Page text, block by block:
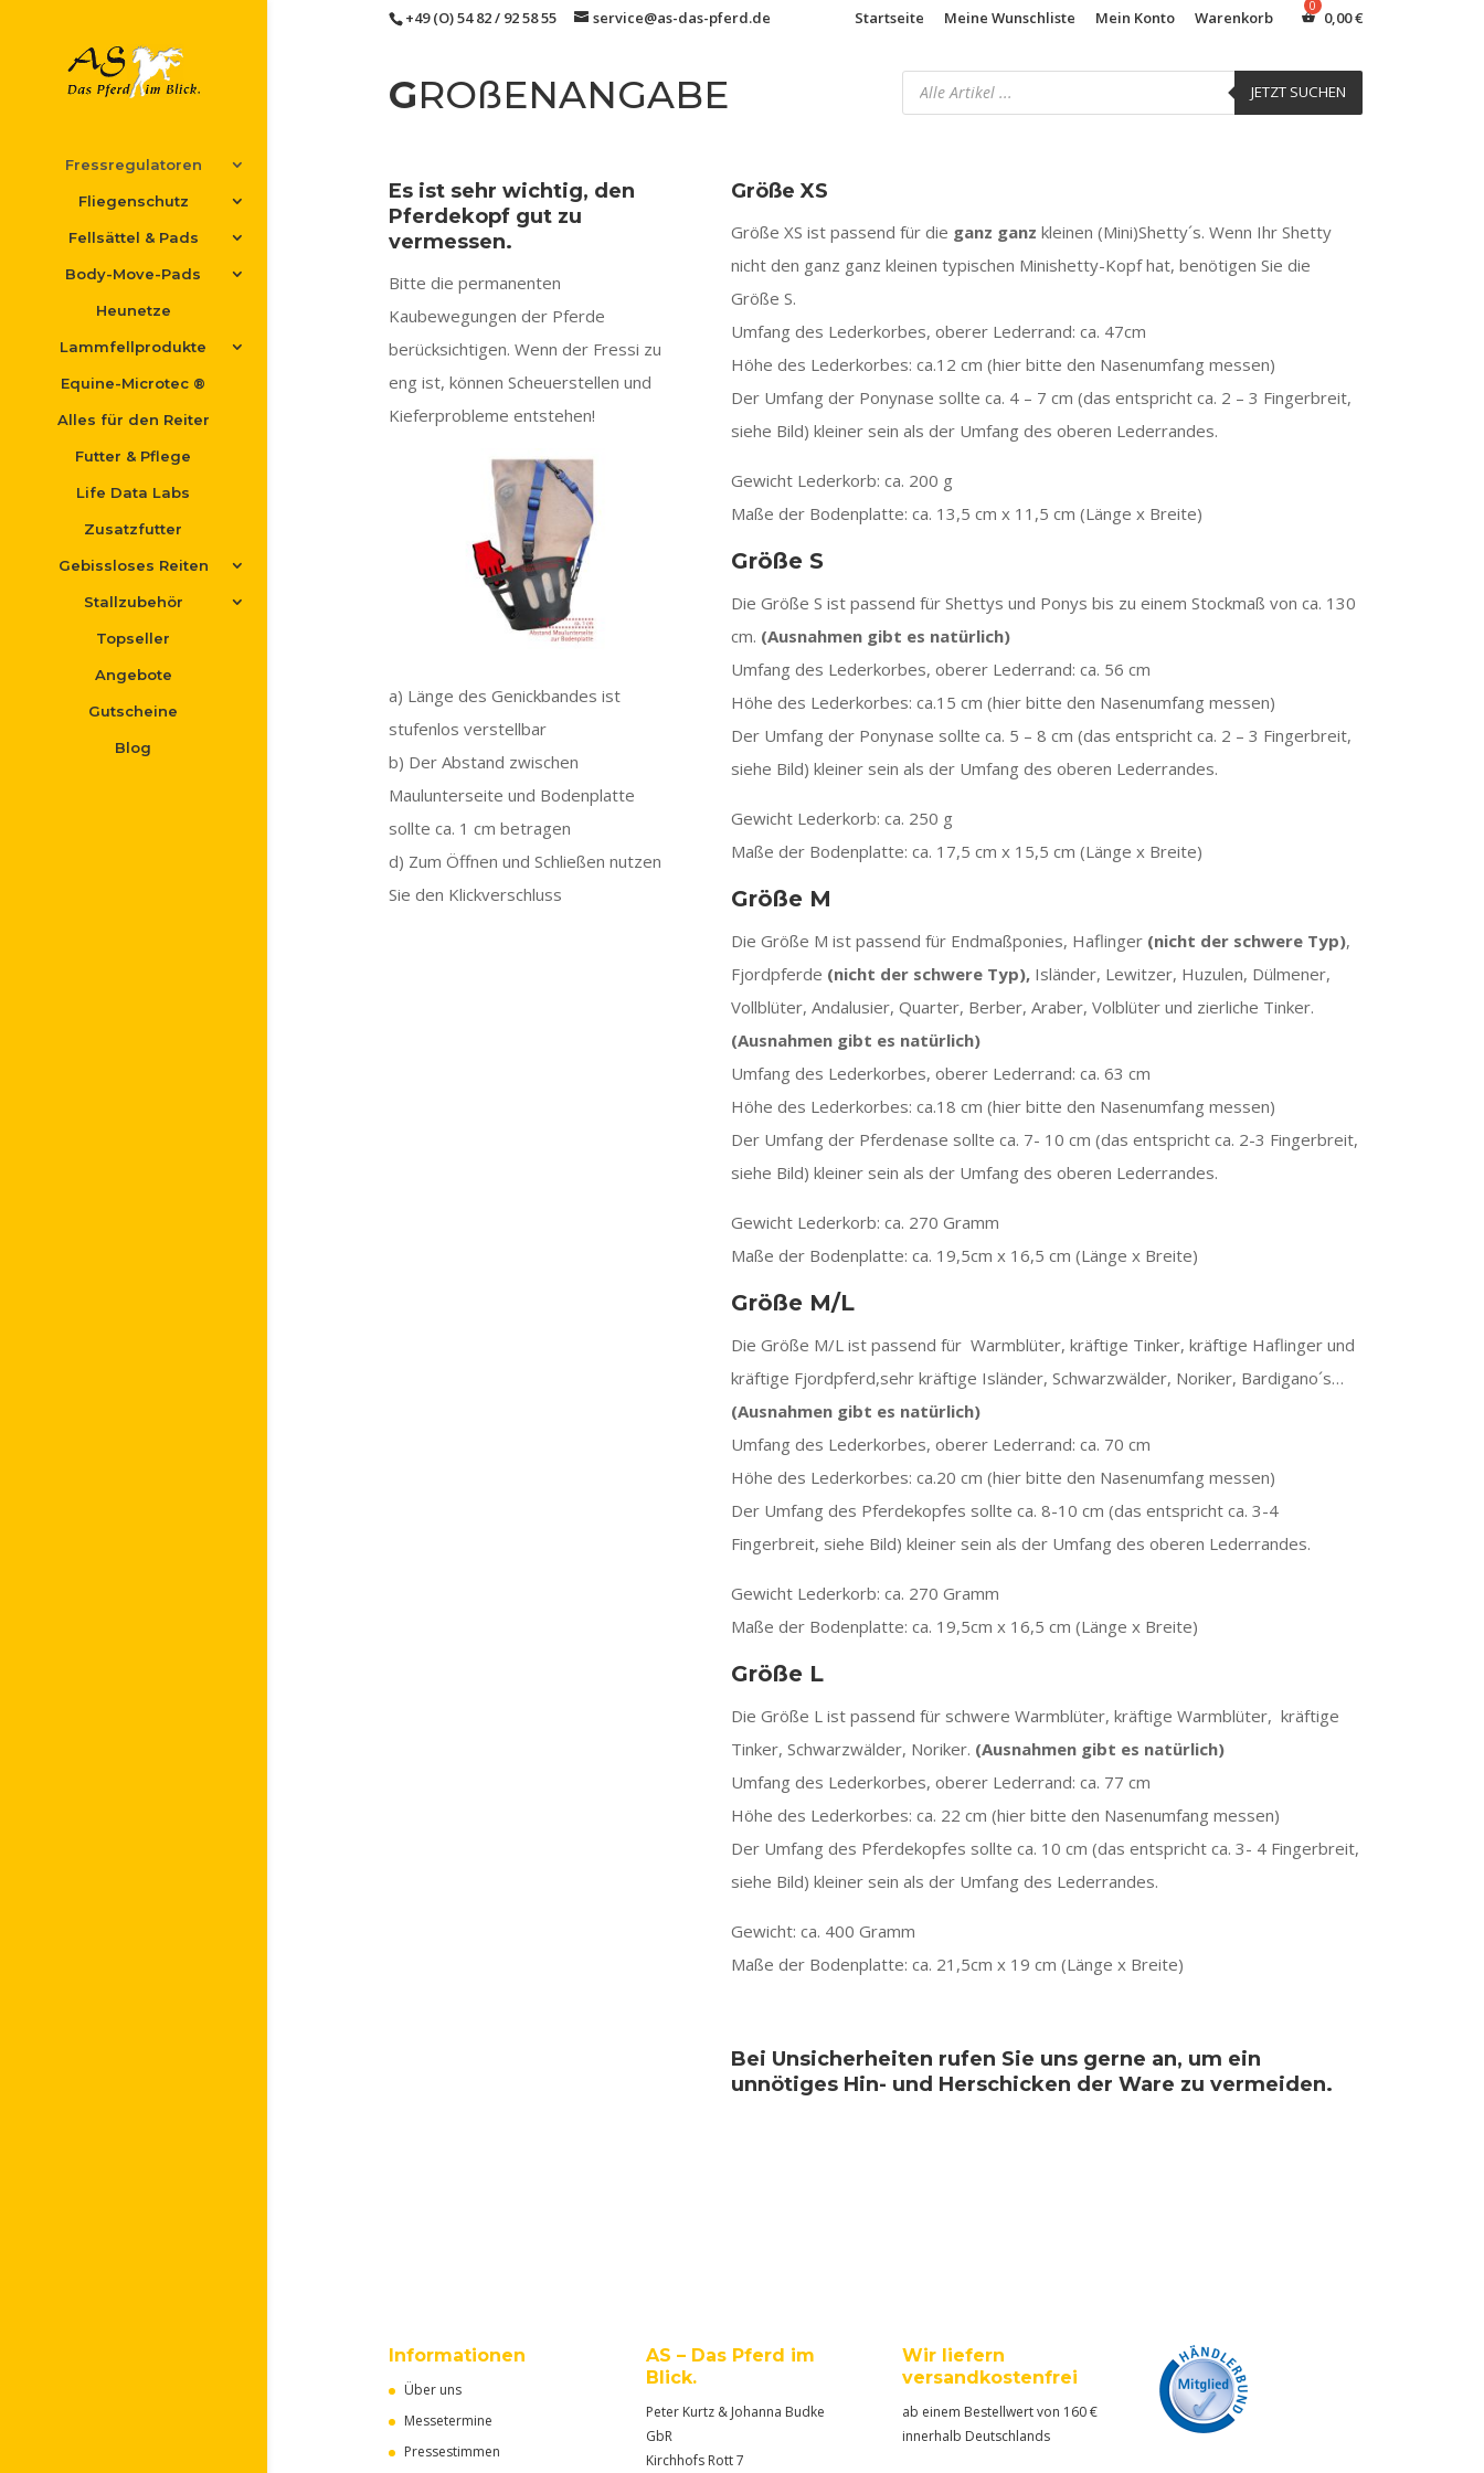
+49 (O) 54 82 / 92 58 55 service@as-das-pferd.de Startseite Meine Wunschliste Mein Konto Warenkorb 0,00€
Fressregulatoren
Fliegenschutz
Fellsättel & Pads
Body-Move-Pads
Heunetze
Lammfellprodukte
Equine-Microtec ®
Alles für den Reiter
Futter & Pflege
Life Data Labs
Zusatzfutter
Gebissloses Reiten
Stallzubehör
Topseller
Angebote
Gutscheine
Blog
GROßENANGABE Products
search JETZT SUCHEN
Es ist sehr wichtig, den
Pferdekopf gut zu
vermessen.
Bitte die permanenten
Kaubewegungen der Pferde
berücksichtigen. Wenn der Fressi zu
eng ist, können Scheuerstellen und
Kieferprobleme entstehen!
a) Länge des Genickbandes ist
stufenlos verstellbar
b) Der Abstand zwischen
Maulunterseite und Bodenplatte
sollte ca. 1 cm betragen
d) Zum Öffnen und Schließen nutzen
Sie den Klickverschluss
Größe XS
Größe XS ist passend für die ganz ganz kleinen (Mini)Shetty´s. Wenn Ihr Shetty
nicht den ganz ganz kleinen typischen Minishetty-Kopf hat, benötigen Sie die
Größe S.
Umfang des Lederkorbes, oberer Lederrand: ca. 47cm
Höhe des Lederkorbes: ca.12 cm (hier bitte den Nasenumfang messen)
Der Umfang der Ponynase sollte ca. 4 – 7 cm (das entspricht ca. 2 – 3 Fingerbreit,
siehe Bild) kleiner sein als der Umfang des oberen Lederrandes.
Gewicht Lederkorb: ca. 200 g
Maße der Bodenplatte: ca. 13,5 cm x 11,5 cm (Länge x Breite)
Größe S
Die Größe S ist passend für Shettys und Ponys bis zu einem Stockmaß von ca. 130
cm. (Ausnahmen gibt es natürlich)
Umfang des Lederkorbes, oberer Lederrand: ca. 56 cm
Höhe des Lederkorbes: ca.15 cm (hier bitte den Nasenumfang messen)
Der Umfang der Ponynase sollte ca. 5 – 8 cm (das entspricht ca. 2 – 3 Fingerbreit,
siehe Bild) kleiner sein als der Umfang des oberen Lederrandes.
Gewicht Lederkorb: ca. 250 g
Maße der Bodenplatte: ca. 17,5 cm x 15,5 cm (Länge x Breite)
Größe M
Die Größe M ist passend für Endmaßponies, Haflinger (nicht der schwere Typ),
Fjordpferde (nicht der schwere Typ), Isländer, Lewitzer, Huzulen, Dülmener,
Vollblüter, Andalusier, Quarter, Berber, Araber, Volblüter und zierliche Tinker.
(Ausnahmen gibt es natürlich)
Umfang des Lederkorbes, oberer Lederrand: ca. 63 cm
Höhe des Lederkorbes: ca.18 cm (hier bitte den Nasenumfang messen)
Der Umfang der Pferdenase sollte ca. 7- 10 cm (das entspricht ca. 2-3 Fingerbreit,
siehe Bild) kleiner sein als der Umfang des oberen Lederrandes.
Gewicht Lederkorb: ca. 270 Gramm
Maße der Bodenplatte: ca. 19,5cm x 16,5 cm (Länge x Breite)
Größe M/L
Die Größe M/L ist passend für Warmblüter, kräftige Tinker, kräftige Haflinger und
kräftige Fjordpferd,sehr kräftige Isländer, Schwarzwälder, Noriker, Bardigano´s…
(Ausnahmen gibt es natürlich)
Umfang des Lederkorbes, oberer Lederrand: ca. 70 cm
Höhe des Lederkorbes: ca.20 cm (hier bitte den Nasenumfang messen)
Der Umfang des Pferdekopfes sollte ca. 8-10 cm (das entspricht ca. 3-4
Fingerbreit, siehe Bild) kleiner sein als der Umfang des oberen Lederrandes.
Gewicht Lederkorb: ca. 270 Gramm
Maße der Bodenplatte: ca. 19,5cm x 16,5 cm (Länge x Breite)
Größe L
Die Größe L ist passend für schwere Warmblüter, kräftige Warmblüter, kräftige
Tinker, Schwarzwälder, Noriker. (Ausnahmen gibt es natürlich)
Umfang des Lederkorbes, oberer Lederrand: ca. 77 cm
Höhe des Lederkorbes: ca. 22 cm (hier bitte den Nasenumfang messen)
Der Umfang des Pferdekopfes sollte ca. 10 cm (das entspricht ca. 3- 4 Fingerbreit,
siehe Bild) kleiner sein als der Umfang des Lederrandes.
Gewicht: ca. 400 Gramm
Maße der Bodenplatte: ca. 21,5cm x 19 cm (Länge x Breite)
Bei Unsicherheiten rufen Sie uns gerne an, um ein
unnötiges Hin- und Herschicken der Ware zu vermeiden.
Informationen
Über uns
Messetermine
Pressestimmen
AS – Das Pferd im
Blick.
Peter Kurtz & Johanna Budke
GbR
Kirchhofs Rott 7
Wir liefern
versandkostenfrei
ab einem Bestellwert von 160 €
innerhalb Deutschlands